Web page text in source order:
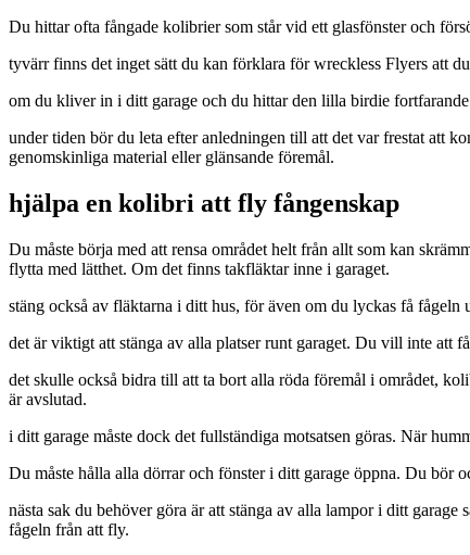
Du hittar ofta fångade kolibrier som står vid ett glasfönster och
tyvärr finns det inget sätt du kan förklara för wreckless Flyers att
om du kliver in i ditt garage och du hittar den lilla birdie
under tiden bör du leta efter anledningen till att det var frestat att
genomskinliga material eller glänsande föremål.
hjälpa en kolibri att fly fångenskap
Du måste börja med att rensa området helt från allt som kan
flytta med lätthet. Om det finns takfläktar inne i garaget.
stäng också av fläktarna i ditt hus, för även om du lyckas få
det är viktigt att stänga av alla platser runt garaget. Du vill inte att
det skulle också bidra till att ta bort alla röda föremål i området,
är avslutad.
i ditt garage måste dock det fullständiga motsatsen göras. När
Du måste hålla alla dörrar och fönster i ditt garage öppna. Du bör
nästa sak du behöver göra är att stänga av alla lampor i ditt
fågeln från att fly.